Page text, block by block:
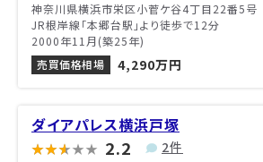
神奈川県横浜市栄区小菅ケ谷4丁目22番5号
JR根岸線「本郷台駅」より徒歩で12分
2000年11月(築25年)
売買価格相場
4,290万円
ダイアパレス横浜戸塚
2.2 2件